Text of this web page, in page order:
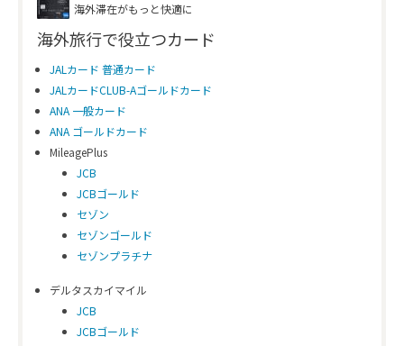
海外滞在がもっと快適に
海外旅行で役立つカード
JALカード 普通カード
JALカードCLUB-Aゴールドカード
ANA 一般カード
ANA ゴールドカード
MileagePlus
JCB
JCBゴールド
セゾン
セゾンゴールド
セゾンプラチナ
デルタスカイマイル
JCB
JCBゴールド